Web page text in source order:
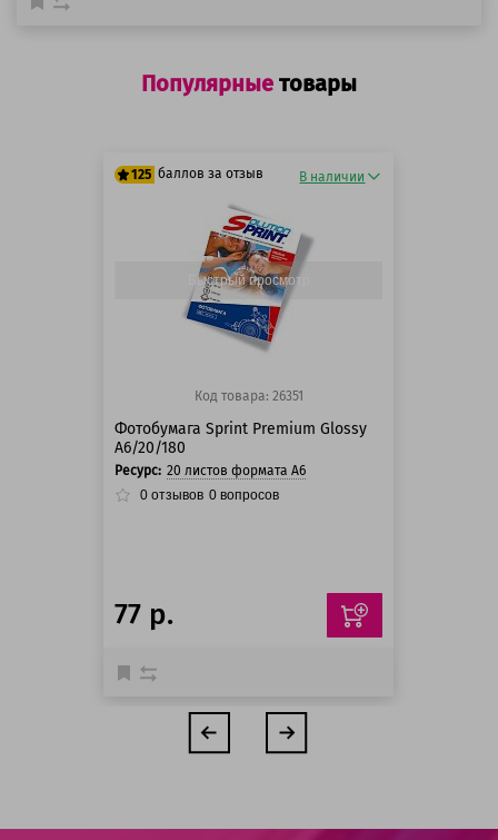
Популярные товары
125 баллов за отзыв
125 баллов
125 баллов
В наличии
Быстрый просмотр
Код товара: 26351
Фотобумага Sprint Premium Glossy
A6/20/180
Ресурс: 20 листов формата А6
0 отзывов 0 вопросов
77 р.